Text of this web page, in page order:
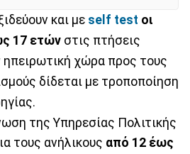
και με self test οι
17 ετών στις πτήσεις
χώρα προς τους
δίδεται με τροποποίηση
της Υπηρεσίας Πολιτικής
τους ανήλικους από 12 έως